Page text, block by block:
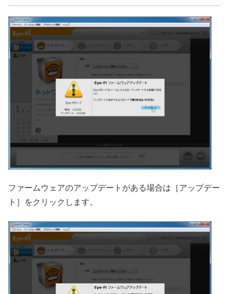
ファームウェアのアップデートがある場合は［アップデー
ト］をクリックします。